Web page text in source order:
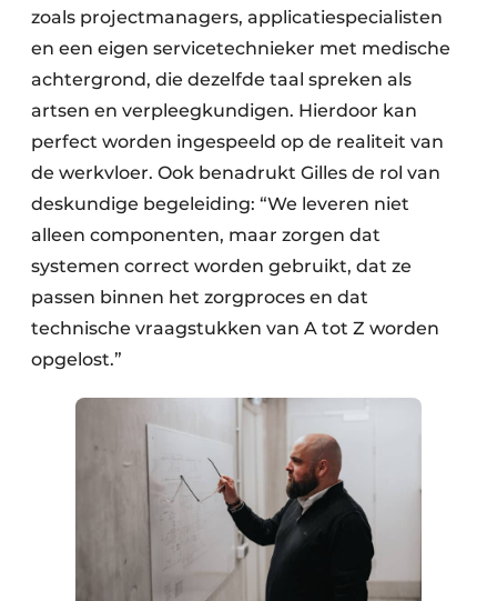
zoals projectmanagers, applicatiespecialisten
en een eigen servicetechnieker met medische
achtergrond, die dezelfde taal spreken als
artsen en verpleegkundigen. Hierdoor kan
perfect worden ingespeeld op de realiteit van
de werkvloer. Ook benadrukt Gilles de rol van
deskundige begeleiding: “We leveren niet
alleen componenten, maar zorgen dat
systemen correct worden gebruikt, dat ze
passen binnen het zorgproces en dat
technische vraagstukken van A tot Z worden
opgelost.”